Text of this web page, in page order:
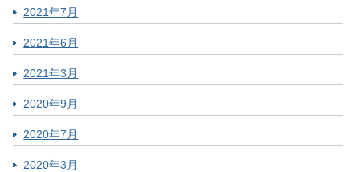
2021年7月
2021年6月
2021年3月
2020年9月
2020年7月
2020年3月